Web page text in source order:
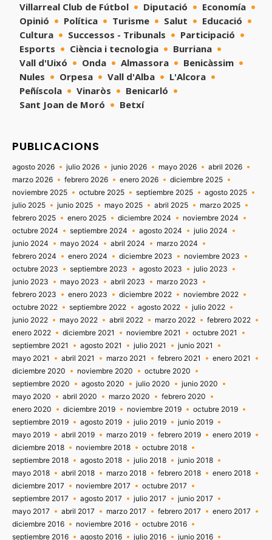
Villarreal Club de Fútbol
Diputació
Economía
Opinió
Política Turisme Salut
Educació
Cultura
Successos - Tribunals
Participació
Esports
Ciència i tecnologia
Burriana
Vall d'Uixó
Onda Almassora
Benicàssim
Nules
Orpesa Vall d'Alba
L'Alcora
Peñíscola
Vinaròs
Benicarló
Sant Joan de Moró
Betxí
PUBLICACIONS
agosto 2026 julio 2026 junio 2026 mayo 2026
abril 2026
marzo 2026
febrero 2026 enero 2026
diciembre 2025
noviembre 2025
octubre 2025 septiembre 2025
agosto 2025
julio 2025
junio 2025 mayo 2025 abril 2025
marzo 2025
febrero 2025
enero 2025 diciembre 2024
noviembre 2024
octubre 2024
septiembre 2024 agosto 2024
julio 2024
junio 2024
mayo 2024 abril 2024
marzo 2024
febrero 2024
enero 2024 diciembre 2023
noviembre 2023
octubre 2023
septiembre 2023 agosto 2023
julio 2023
junio 2023
mayo 2023 abril 2023
marzo 2023
febrero 2023
enero 2023 diciembre 2022
noviembre 2022
octubre 2022
septiembre 2022 agosto 2022
julio 2022
junio 2022
mayo 2022 abril 2022 marzo 2022
febrero 2022
enero 2022
diciembre 2021 noviembre 2021
octubre 2021
septiembre 2021
agosto 2021 julio 2021
junio 2021
mayo 2021
abril 2021 marzo 2021 febrero 2021
enero 2021
diciembre 2020
noviembre 2020
octubre 2020
septiembre 2020
agosto 2020 julio 2020
junio 2020
mayo 2020
abril 2020 marzo 2020
febrero 2020
enero 2020
diciembre 2019 noviembre 2019
octubre 2019
septiembre 2019
agosto 2019 julio 2019
junio 2019
mayo 2019
abril 2019 marzo 2019 febrero 2019
enero 2019
diciembre 2018
noviembre 2018
octubre 2018
septiembre 2018
agosto 2018 julio 2018
junio 2018
mayo 2018
abril 2018 marzo 2018 febrero 2018
enero 2018
diciembre 2017
noviembre 2017
octubre 2017
septiembre 2017
agosto 2017 julio 2017
junio 2017
mayo 2017
abril 2017 marzo 2017 febrero 2017
enero 2017
diciembre 2016
noviembre 2016
octubre 2016
septiembre 2016
agosto 2016 julio 2016 junio 2016